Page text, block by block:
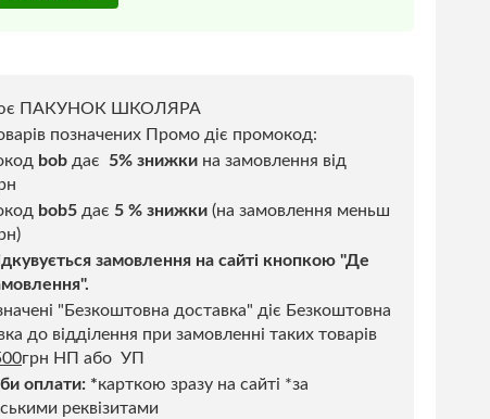
ПАКУНОК ШКОЛЯРА
позначених Промо діє промокод:
bob дає 5% знижки на замовлення від
bob5 дає 5 % знижки (на замовлення меньш
замовлення на сайті кнопкою "Де
"Безкоштовна доставка" діє Безкоштовна
до відділення при замовленні таких товарів
грн НП або УП
оплати: *карткою зразу на сайті *за
реквізитами